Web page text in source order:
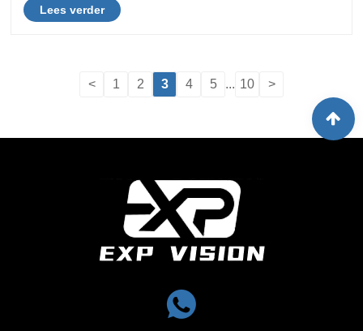
Duikmasker met Vinnen in het spel komt. D......
Lees verder
< 1 2 3 4 5 ... 10 >